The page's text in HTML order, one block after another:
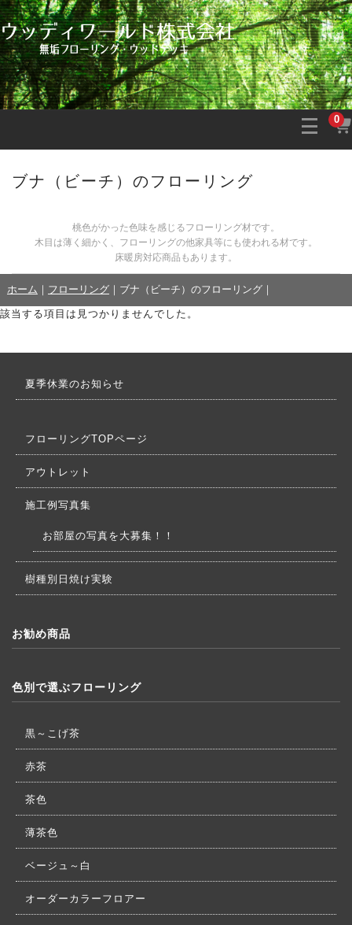
0
ブナ（ビーチ）のフローリング
桃色がかった色味を感じるフローリング材です。
木目は薄く細かく、フローリングの他家具等にも使われる材です。
床暖房対応商品もあります。
ホーム ｜ フローリング｜ ブナ（ビーチ）のフローリング｜
該当する項目は見つかりませんでした。
夏季休業のお知らせ
フローリングTOPページ
アウトレット
施工例写真集
お部屋の写真を大募集！！
樹種別日焼け実験
お勧め商品
色別で選ぶフローリング
黒～こげ茶
赤茶
茶色
薄茶色
ベージュ～白
オーダーカラーフロアー